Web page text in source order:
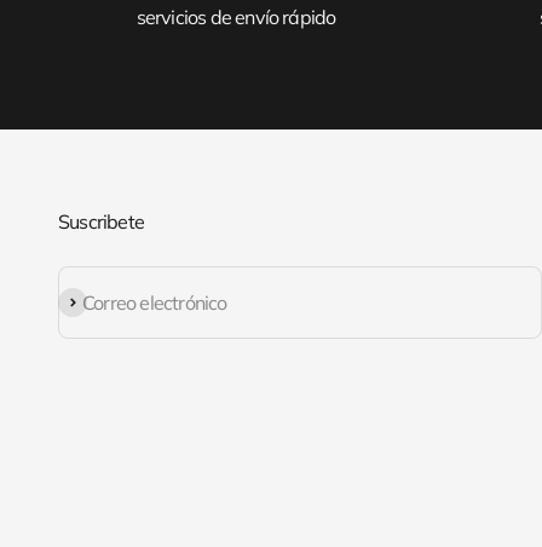
servicios de envío rápido
Suscribete
Correo electrónico
Suscribirse